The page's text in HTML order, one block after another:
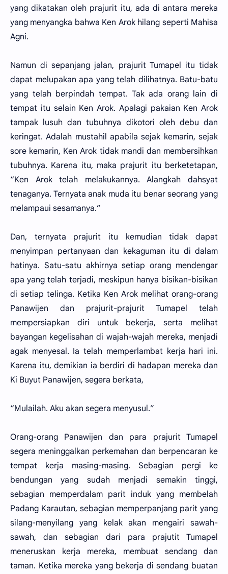
yang dikatakan oleh prajurit itu, ada di antara mereka
yang menyangka bahwa Ken Arok hilang seperti Mahisa
Agni.
Namun di sepanjang jalan, prajurit Tumapel itu tidak
dapat melupakan apa yang telah dilihatnya. Batu-batu
yang telah berpindah tempat. Tak ada orang lain di
tempat itu selain Ken Arok. Apalagi pakaian Ken Arok
tampak lusuh dan tubuhnya dikotori oleh debu dan
keringat. Adalah mustahil apabila sejak kemarin, sejak
sore kemarin, Ken Arok tidak mandi dan membersihkan
tubuhnya. Karena itu, maka prajurit itu berketetapan,
“Ken Arok telah melakukannya. Alangkah dahsyat
tenaganya. Ternyata anak muda itu benar seorang yang
melampaui sesamanya.”
Dan, ternyata prajurit itu kemudian tidak dapat
menyimpan pertanyaan dan kekaguman itu di dalam
hatinya. Satu-satu akhirnya setiap orang mendengar
apa yang telah terjadi, meskipun hanya bisikan-bisikan
di setiap telinga. Ketika Ken Arok melihat orang-orang
Panawijen dan prajurit-prajurit Tumapel telah
mempersiapkan diri untuk bekerja, serta melihat
bayangan kegelisahan di wajah-wajah mereka, menjadi
agak menyesal. Ia telah memperlambat kerja hari ini.
Karena itu, demikian ia berdiri di hadapan mereka dan
Ki Buyut Panawijen, segera berkata,
“Mulailah. Aku akan segera menyusul.”
Orang-orang Panawijen dan para prajurit Tumapel
segera meninggalkan perkemahan dan berpencaran ke
tempat kerja masing-masing. Sebagian pergi ke
bendungan yang sudah menjadi semakin tinggi,
sebagian memperdalam parit induk yang membelah
Padang Karautan, sebagian memperpanjang parit yang
silang-menyilang yang kelak akan mengairi sawah-
sawah, dan sebagian dari para prajutit Tumapel
meneruskan kerja mereka, membuat sendang dan
taman. Ketika mereka yang bekerja di sendang buatan